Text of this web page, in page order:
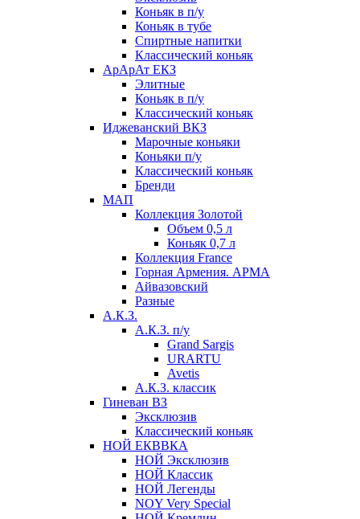
Коньяк в п/у
Коньяк в тубе
Спиртные напитки
Классический коньяк
АрАрАт ЕКЗ
Элитные
Коньяк в п/у
Классический коньяк
Иджеванский ВКЗ
Марочные коньяки
Коньяки п/у
Классический коньяк
Бренди
МАП
Коллекция Золотой
Объем 0,5 л
Коньяк 0,7 л
Коллекция France
Горная Армения. АРМА
Айвазовский
Разные
А.К.З.
А.К.З. п/у
Grand Sargis
URARTU
Avetis
А.К.З. классик
Гиневан ВЗ
Эксклюзив
Классический коньяк
НОЙ ЕКВВКА
НОЙ Эксклюзив
НОЙ Классик
НОЙ Легенды
NOY Very Speсial